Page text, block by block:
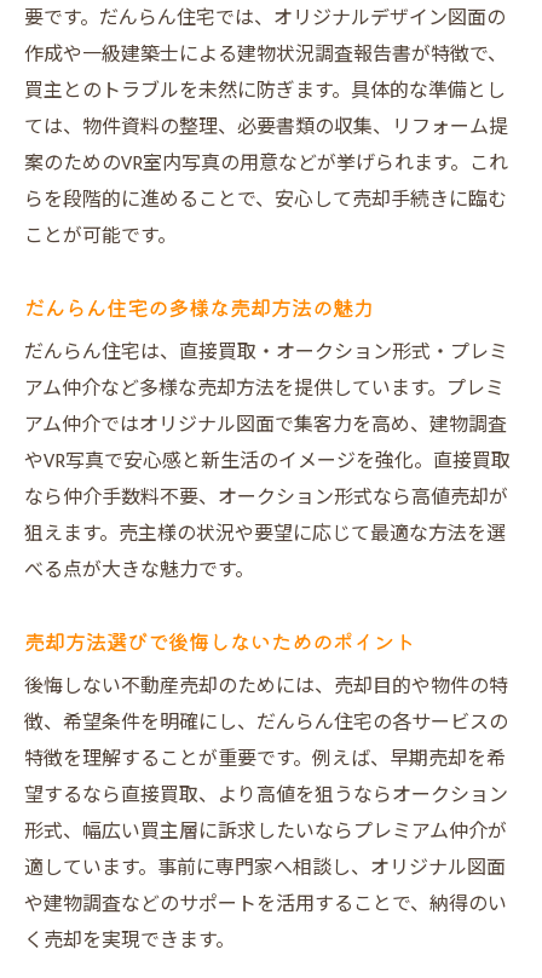
要です。だんらん住宅では、オリジナルデザイン図面の
作成や一級建築士による建物状況調査報告書が特徴で、
買主とのトラブルを未然に防ぎます。具体的な準備とし
ては、物件資料の整理、必要書類の収集、リフォーム提
案のためのVR室内写真の用意などが挙げられます。これ
らを段階的に進めることで、安心して売却手続きに臨む
ことが可能です。
だんらん住宅の多様な売却方法の魅力
だんらん住宅は、直接買取・オークション形式・プレミ
アム仲介など多様な売却方法を提供しています。プレミ
アム仲介ではオリジナル図面で集客力を高め、建物調査
やVR写真で安心感と新生活のイメージを強化。直接買取
なら仲介手数料不要、オークション形式なら高値売却が
狙えます。売主様の状況や要望に応じて最適な方法を選
べる点が大きな魅力です。
売却方法選びで後悔しないためのポイント
後悔しない不動産売却のためには、売却目的や物件の特
徴、希望条件を明確にし、だんらん住宅の各サービスの
特徴を理解することが重要です。例えば、早期売却を希
望するなら直接買取、より高値を狙うならオークション
形式、幅広い買主層に訴求したいならプレミアム仲介が
適しています。事前に専門家へ相談し、オリジナル図面
や建物調査などのサポートを活用することで、納得のい
く売却を実現できます。